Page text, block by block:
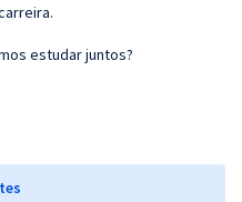
estudar juntos?